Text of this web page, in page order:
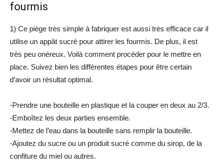
fourmis
1) Ce piège très simple à fabriquer est aussi très efficace car il
utilise un appât sucré pour attirer les fourmis. De plus, il est
très peu onéreux. Voilà comment procéder pour le mettre en
place. Suivez bien les différentes étapes pour être certain
d’avoir un résultat optimal.
-Prendre une bouteille en plastique et la couper en deux au 2/3.
-Emboîtez les deux parties ensemble.
-Mettez de l’eau dans la bouteille sans remplir la bouteille.
-Ajoutez du sucre ou un produit sucré comme du sirop, de la
confiture du miel ou autres.